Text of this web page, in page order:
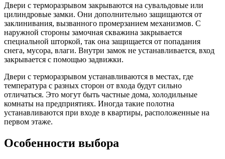
Двери с терморазрывом закрываются на сувальдовые или
цилиндровые замки. Они дополнительно защищаются от
заклинивания, вызванного промерзанием механизмов. С
наружной стороны замочная скважина закрывается
специальной шторкой, так она защищается от попадания
снега, мусора, влаги. Внутри замок не устанавливается, вход
закрывается с помощью задвижки.
Двери с терморазрывом устанавливаются в местах, где
температура с разных сторон от входа будут сильно
отличаться. Это могут быть частные дома, холодильные
комнаты на предприятиях. Иногда такие полотна
устанавливаются при входе в квартиры, расположенные на
первом этаже.
Особенности выбора